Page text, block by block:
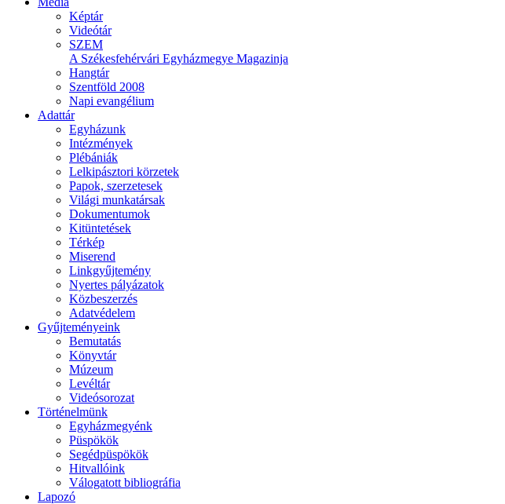
Képtár
Videótár
SZEM
A Székesfehérvári Egyházmegye Magazinja
Hangtár
Szentföld 2008
Napi evangélium
Adattár
Egyházunk
Intézmények
Plébániák
Lelkipásztori körzetek
Papok, szerzetesek
Világi munkatársak
Dokumentumok
Kitüntetések
Térkép
Miserend
Linkgyűjtemény
Nyertes pályázatok
Közbeszerzés
Adatvédelem
Gyűjteményeink
Bemutatás
Könyvtár
Múzeum
Levéltár
Videósorozat
Történelmünk
Egyházmegyénk
Püspökök
Segédpüspökök
Hitvallóink
Válogatott bibliográfia
Lapozó